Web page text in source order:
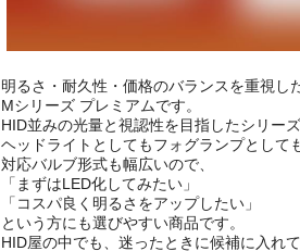
明るさ・耐久性・価格のバランスを重視し
Mシリーズ プレミアムです。
HID並みの光量と視認性を目指したシリーズ
ヘッドライトとしてもフォグランプとして
対応バルブ形式も幅広いので、
「まずはLED化してみたい」
「コスパ良く明るさをアップしたい」
という方にも選びやすい商品です。
HID屋の中でも、迷ったときに候補に入れ